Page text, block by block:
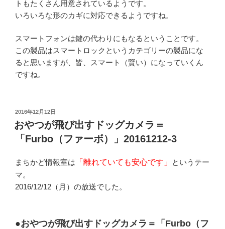
トもたくさん用意されているようです。
いろいろな形のカギに対応できるようですね。
スマートフォンは鍵の代わりにもなるということです。
この製品はスマートロックというカテゴリーの製品にな
ると思いますが、皆、スマート（賢い）になっていくん
ですね。
投
稿
日:
2016年12月12日
おやつが飛び出すドッグカメラ＝
「Furbo（ファーボ）」20161212-3
まちかど情報室は 「離れていても安心です」
というテー
マ。
2016/12/12（月）の放送でした。
●おやつが飛び出すドッグカメラ＝「Furbo（フ